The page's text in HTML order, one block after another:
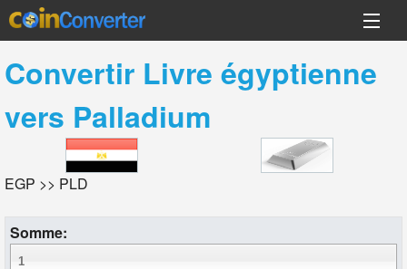
Convertir Livre égyptienne
vers Palladium
EGP >> PLD
Somme: